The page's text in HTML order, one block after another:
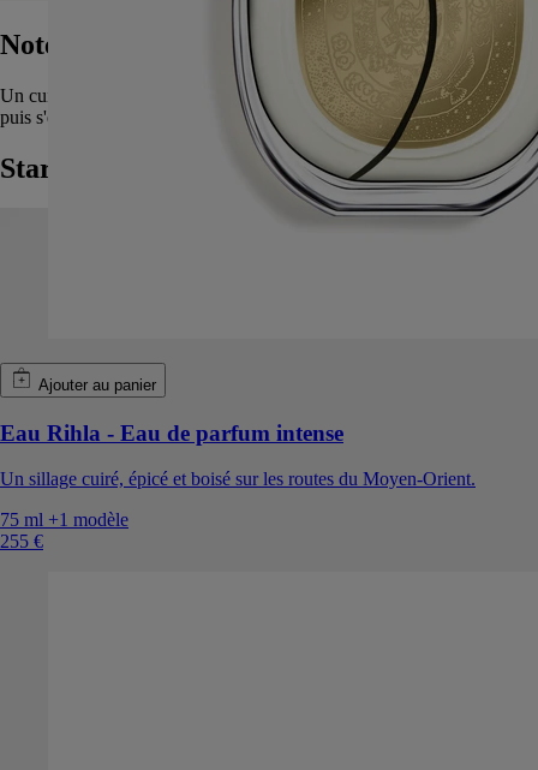
Ajouter au panier
Eau Rihla - Eau de parfum intense
Un sillage cuiré, épicé et boisé sur les routes du Moyen-Orient.
75 ml +1 modèle
255 €
Notes olfactives
Un cuir qui s'affirme d'abord par des notes boisées de cèdre de l'Atlas,
puis s'épanouit pour révéler des accents veloutés d'iris et de framboise.
Start the journey